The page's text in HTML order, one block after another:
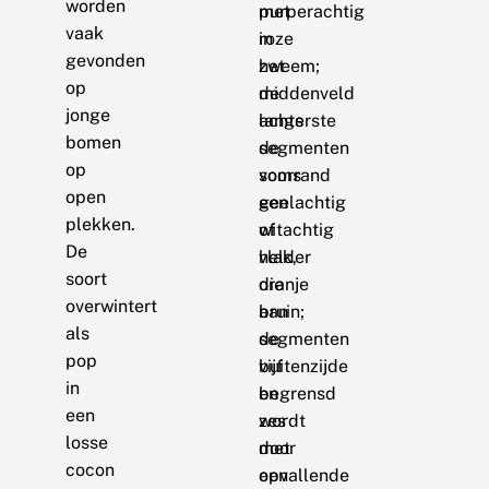
worden
vaak
gevonden
op
jonge
bomen
op
open
plekken.
De
soort
overwintert
als
pop
in
een
losse
cocon
met
in
het
middenveld
langs
de
voorrand
een
witachtig
vlak,
die
aan
de
buitenzijde
begrensd
wordt
door
een
purperachtig
roze
zweem;
de
achterste
segmenten
soms
geelachtig
of
helder
oranje
bruin;
segmenten
vijf
en
zes
met
opvallende